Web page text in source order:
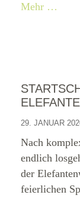
Mehr …
29. JANUAR
Nach
endlich
der
feierlichen